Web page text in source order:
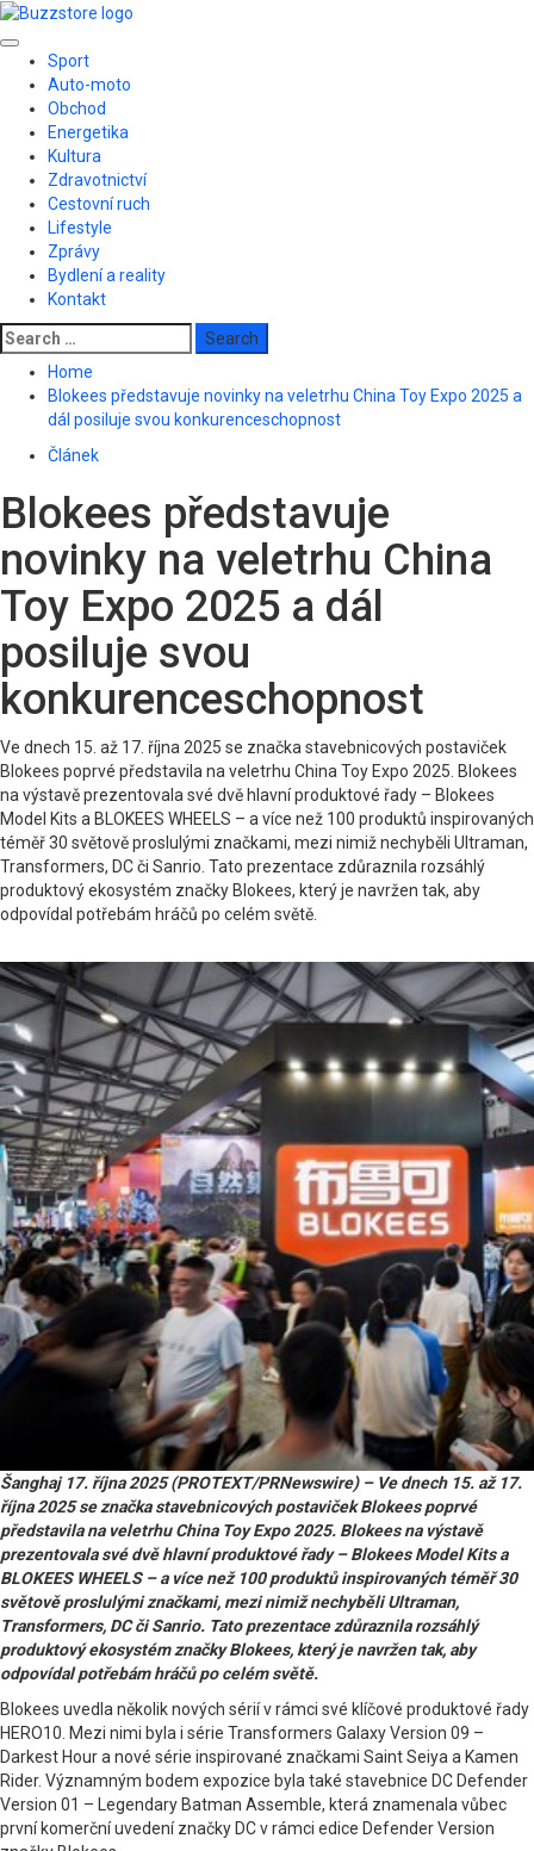
Skip
content
Primary
Menu
Sport
Auto-moto
Obchod
Energetika
Kultura
Zdravotnictví
Cestovní ruch
Lifestyle
Zprávy
Bydlení a reality
Kontakt
Search
for:
Home
Blokees představuje novinky na veletrhu China Toy Expo 2025 a
dál posiluje svou konkurenceschopnost
Článek
Blokees představuje
novinky na veletrhu China
Toy Expo 2025 a dál
posiluje svou
konkurenceschopnost
Ve dnech 15. až 17. října 2025 se značka stavebnicových postaviček
Blokees poprvé představila na veletrhu China Toy Expo 2025. Blokees
na výstavě prezentovala své dvě hlavní produktové řady – Blokees
Model Kits a BLOKEES WHEELS – a více než 100 produktů inspirovaných
téměř 30 světově proslulými značkami, mezi nimiž nechyběli Ultraman,
Transformers, DC či Sanrio. Tato prezentace zdůraznila rozsáhlý
produktový ekosystém značky Blokees, který je navržen tak, aby
odpovídal potřebám hráčů po celém světě.
Šanghaj 17. října 2025 (PROTEXT/PRNewswire) – Ve dnech 15. až 17.
října 2025 se značka stavebnicových postaviček Blokees poprvé
představila na veletrhu China Toy Expo 2025. Blokees na výstavě
prezentovala své dvě hlavní produktové řady – Blokees Model Kits a
BLOKEES WHEELS – a více než 100 produktů inspirovaných téměř 30
světově proslulými značkami, mezi nimiž nechyběli Ultraman,
Transformers, DC či Sanrio. Tato prezentace zdůraznila rozsáhlý
produktový ekosystém značky Blokees, který je navržen tak, aby
odpovídal potřebám hráčů po celém světě.
Blokees uvedla několik nových sérií v rámci své klíčové produktové řady
HERO10. Mezi nimi byla i série Transformers Galaxy Version 09 –
Darkest Hour a nové série inspirované značkami Saint Seiya a Kamen
Rider. Významným bodem expozice byla také stavebnice DC Defender
Version 01 – Legendary Batman Assemble, která znamenala vůbec
první komerční uvedení značky DC v rámci edice Defender Version